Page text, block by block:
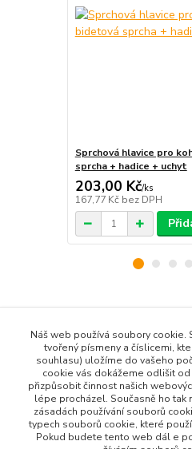
Sprchová hlavice pro
sprcha + hadice + uchyt
203,00 Kč/ks
167,77 Kč bez DPH
Všechny produkty
Dům a Zahrada
Bytové Doplňky
Koupelnové doplňky
Náš web používá soubory
tvořený písmeny a číslicemi,
souhlasu) uložíme do vašeho
cookie vás dokážeme odlišit
přizpůsobit činnost našich
lépe procházel. Současně ho tak
zásadách používání souborů
typech souborů cookie, které
Pokud budete tento web dál e